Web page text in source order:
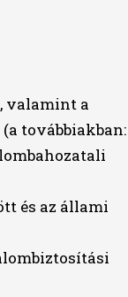
valamint a
továbbiakban:
és az állami